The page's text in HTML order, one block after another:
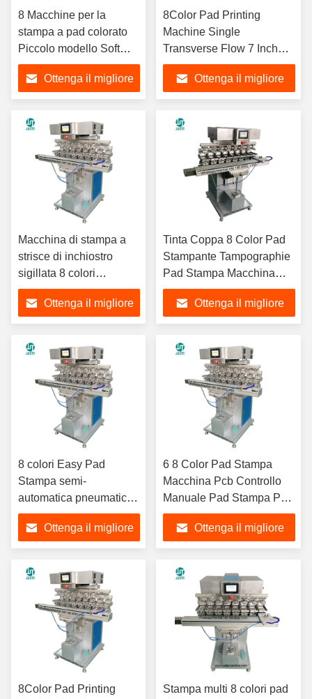
8 Macchine per la
stampa a pad colorato
Piccolo modello Soft
Pad Printer con parti di
ricambio di plastica
Controller Materiali
Doctor Blade
Ottenga il migliore
8Color Pad Printing
Machine Single
Transverse Flow 7 Inch
Voltran Line Pad Printer
Con PLC Ceramic Ring
Holder Shaft
Ottenga il migliore
Macchina di stampa a
strisce di inchiostro
sigillata 8 colori
completamente
automatica stampografia
a gravura Maquina
Clipper Blade Used Pad
Printer
Ottenga il migliore
Tinta Coppa 8 Color Pad
Stampante Tampographie
Pad Stampa Macchina
Con Accessori Silicio
Gomma Bumper Phone
Case Vernice
Ottenga il migliore
8 colori Easy Pad
Stampa semi-
automatica pneumatica
Mini Pad Stampa per
carta di tracciamento A3
Micro SD Card
Ottenga il migliore
6 8 Color Pad Stampa
Macchina Pcb Controllo
Manuale Pad Stampa Per
Il Cuore Label Nylon
Nastro Braccialetti
Caramelle
Ottenga il migliore
8Color Pad Printing
Stampa multi 8 colori pad